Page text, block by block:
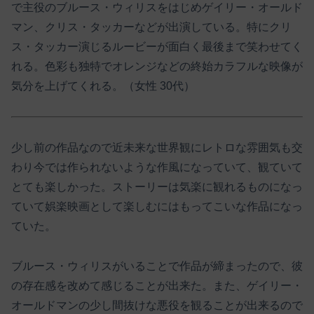
で主役のブルース・ウィリスをはじめゲイリー・オールド
マン、クリス・タッカーなどが出演している。特にクリ
ス・タッカー演じるルービーが面白く最後まで笑わせてく
れる。色彩も独特でオレンジなどの終始カラフルな映像が
気分を上げてくれる。（女性 30代）
少し前の作品なので近未来な世界観にレトロな雰囲気も交
わり今では作られないような作風になっていて、観ていて
とても楽しかった。ストーリーは気楽に観れるものになっ
ていて娯楽映画として楽しむにはもってこいな作品になっ
ていた。
ブルース・ウィリスがいることで作品が締まったので、彼
の存在感を改めて感じることが出来た。また、ゲイリー・
オールドマンの少し間抜けな悪役を観ることが出来るので